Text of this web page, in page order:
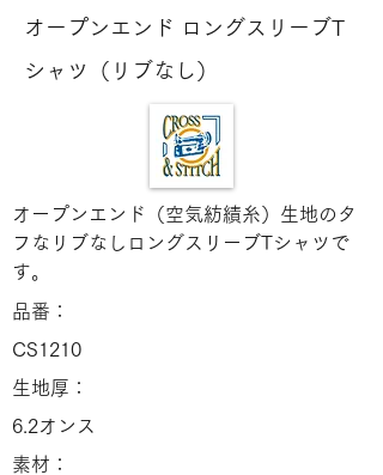
オープンエンド ロングスリーブT
シャツ（リブなし）
オープンエンド（空気紡績糸）生地のタ
フなリブなしロングスリーブTシャツで
す。
品番：
CS1210
生地厚：
6.2オンス
素材：